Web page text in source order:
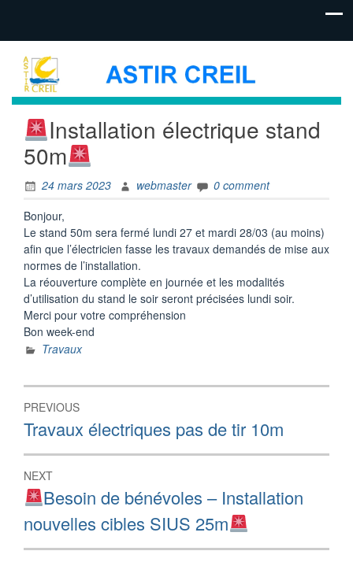
Installation électrique stand
50m
24 mars 2023 webmaster
0 comment
Bonjour,
Le stand 50m sera fermé lundi 27 et mardi 28/03 (au moins)
afin que l’électricien fasse les travaux demandés de mise aux
normes de l’installation.
La réouverture complète en journée et les modalités
d’utilisation du stand le soir seront précisées lundi soir.
Merci pour votre compréhension
Bon week-end
Travaux
Navigation
de
l’article
PREVIOUS
Previous
post:
Travaux électriques pas de tir 10m
NEXT
Next
post:Besoin de bénévoles – Installation
nouvelles cibles SIUS 25m